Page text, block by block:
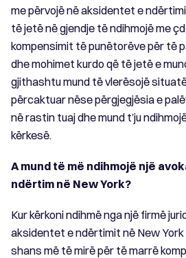
me përvojë në aksidentet e
të jetë në gjendje të ndihmojë me
kompensimit të punëtorëve për të
dhe mohimet kurdo që të jetë e
gjithashtu mund të vlerësojë
përcaktuar nëse përgjegjësia e
në rastin tuaj dhe mund t’ju
kërkesë.
A mund të më ndihmojë një
ndërtim në New York?
Kur kërkoni ndihmë nga një firmë
aksidentet e ndërtimit në New York
shans më të mirë për të marrë